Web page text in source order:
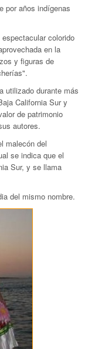
por años indígenas
colorido
en la
y figuras de
utilizado durante más
California Sur y
de patrimonio
autores.
malecón del
se indica que el
Sur, y se llama
del mismo nombre.